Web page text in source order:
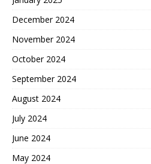
December 2024
November 2024
October 2024
September 2024
August 2024
July 2024
June 2024
May 2024